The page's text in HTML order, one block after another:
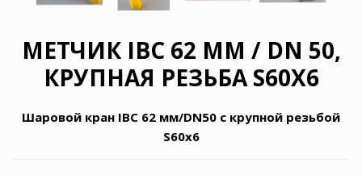
МЕТЧИК IBC 62 ММ / DN 50,
КРУПНАЯ РЕЗЬБА S60X6
Шаровой кран IBC 62 мм/DN50 с крупной резьбой
S60x6